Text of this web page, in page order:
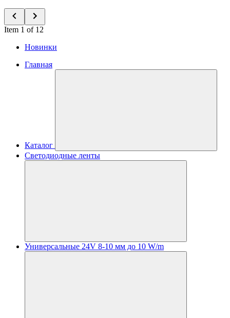
Item 1 of 12
Новинки
Главная
Каталог
Светодиодные ленты
Универсальные 24V 8-10 мм до 10 W/m